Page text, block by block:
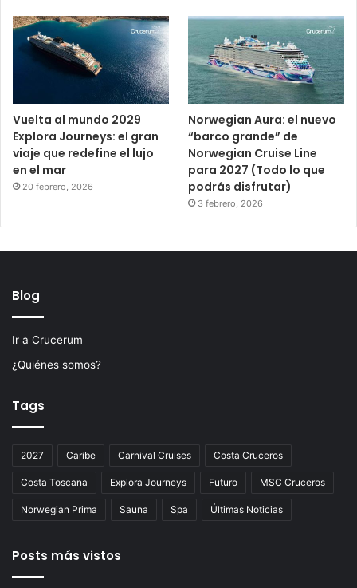
Vuelta al mundo 2029
Explora Journeys: el gran
viaje que redefine el lujo
en el mar
20 febrero, 2026
Norwegian Aura: el nuevo
“barco grande” de
Norwegian Cruise Line
para 2027 (Todo lo que
podrás disfrutar)
3 febrero, 2026
Blog
Ir a Crucerum
¿Quiénes somos?
Tags
2027 Caribe Carnival Cruises Costa Cruceros
Costa Toscana Explora Journeys Futuro MSC Cruceros
Norwegian Prima Sauna Spa Últimas Noticias
Posts más vistos